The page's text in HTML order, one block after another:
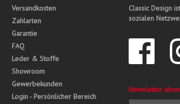
Versandkosten
Zahlarten
Garantie
FAQ
Leder & Stoffe
Showroom
Gewerbekunden
Login - Persönlicher Bereich
Classic Design
sozialen
Newsletter